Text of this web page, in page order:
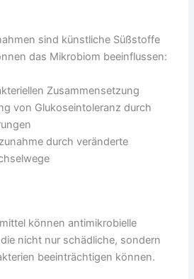
sind künstliche Süßstoffe
das Mikrobiom beeinflussen:
Zusammensetzung
von Glukoseintoleranz durch
durch veränderte
können antimikrobielle
nicht nur schädliche, sondern
beeinträchtigen können.